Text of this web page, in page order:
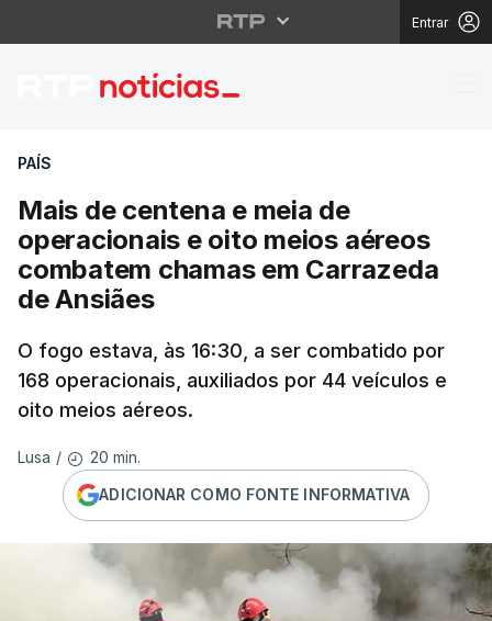
Entrar
País | Notícias | RTP
PAÍS
Mais de centena e meia de
operacionais e oito meios aéreos
combatem chamas em Carrazeda
de Ansiães
O fogo estava, às 16:30, a ser combatido por
168 operacionais, auxiliados por 44 veículos e
oito meios aéreos.
Lusa / 20 min.
ADICIONAR COMO FONTE INFORMATIVA